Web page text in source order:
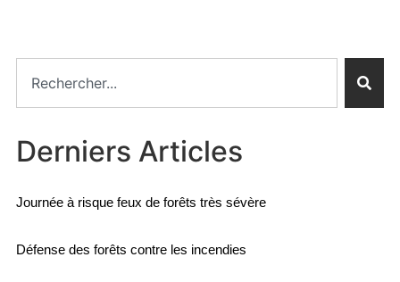
Derniers Articles
Journée à risque feux de forêts très sévère
Défense des forêts contre les incendies